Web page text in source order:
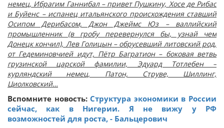
немец, Ибрагим Ганнибал – привет Пушкину, Хосе де Рибас
и Буйенс – испанец итальянского происхождения ставший
Осипом Дерибасом, Джон Джеймс Юз – валлийский
промышленник (в гробу перевернулся бы, узнай чем
Донецк кончил), Лев Голицын – обрусевший литовский род,
от Гедеминовчией идут, Пётр Багратион – боковая ветвь
грузинской царской фамилии, Эдуард Тотлебен –
курляндский немец, Патон, Струве, Шиллинг,
Циолковский…
Вспомните новость: Структура экономики в России
сейчас, как в Нигерии. Я не вижу у РФ
возможностей для роста, - Бальцерович